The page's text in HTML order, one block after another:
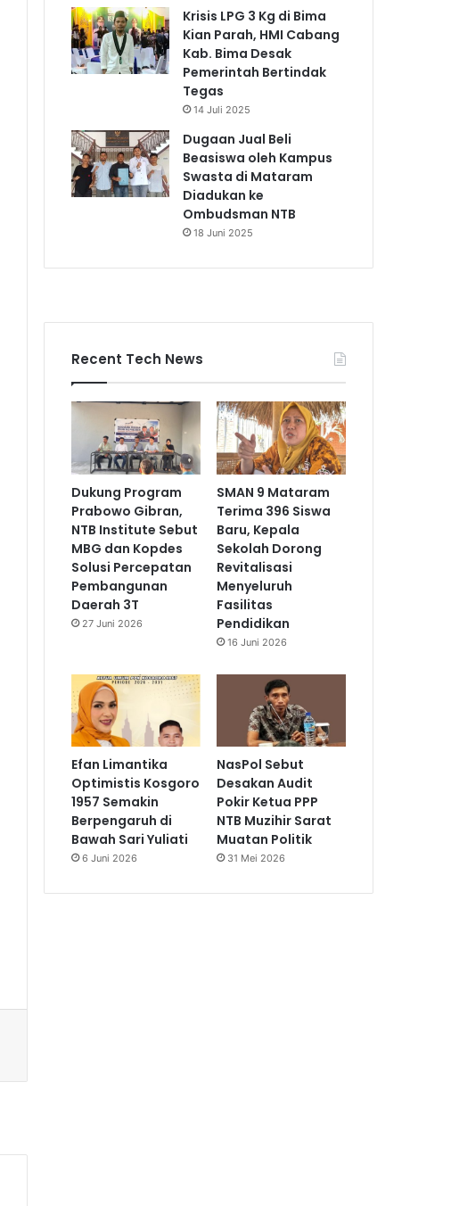
Krisis LPG 3 Kg di Bima
Kian Parah, HMI Cabang
Kab. Bima Desak
Pemerintah Bertindak
Tegas
14 Juli 2025
Dugaan Jual Beli
Beasiswa oleh Kampus
Swasta di Mataram
Diadukan ke
Ombudsman NTB
18 Juni 2025
Recent Tech News
Dukung Program
Prabowo Gibran,
NTB Institute Sebut
MBG dan Kopdes
Solusi Percepatan
Pembangunan
Daerah 3T
27 Juni 2026
SMAN 9 Mataram
Terima 396 Siswa
Baru, Kepala
Sekolah Dorong
Revitalisasi
Menyeluruh
Fasilitas
Pendidikan
16 Juni 2026
Efan Limantika
Optimistis Kosgoro
1957 Semakin
Berpengaruh di
Bawah Sari Yuliati
6 Juni 2026
NasPol Sebut
Desakan Audit
Pokir Ketua PPP
NTB Muzihir Sarat
Muatan Politik
31 Mei 2026